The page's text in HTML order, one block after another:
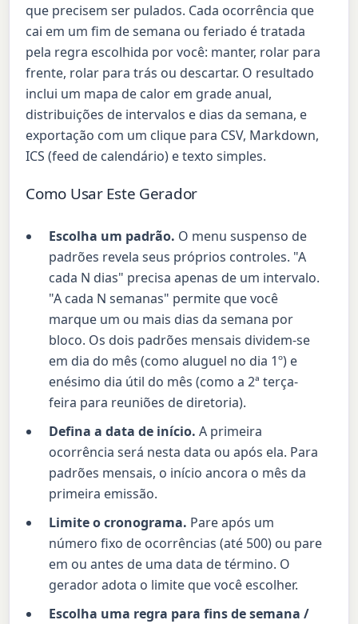
que precisem ser pulados. Cada ocorrência que
cai em um fim de semana ou feriado é tratada
pela regra escolhida por você: manter, rolar para
frente, rolar para trás ou descartar. O resultado
inclui um mapa de calor em grade anual,
distribuições de intervalos e dias da semana, e
exportação com um clique para CSV, Markdown,
ICS (feed de calendário) e texto simples.
Como Usar Este Gerador
Escolha um padrão. O menu suspenso de
padrões revela seus próprios controles. "A
cada N dias" precisa apenas de um intervalo.
"A cada N semanas" permite que você
marque um ou mais dias da semana por
bloco. Os dois padrões mensais dividem-se
em dia do mês (como aluguel no dia 1º) e
enésimo dia útil do mês (como a 2ª terça-
feira para reuniões de diretoria).
Defina a data de início. A primeira
ocorrência será nesta data ou após ela. Para
padrões mensais, o início ancora o mês da
primeira emissão.
Limite o cronograma. Pare após um
número fixo de ocorrências (até 500) ou pare
em ou antes de uma data de término. O
gerador adota o limite que você escolher.
Escolha uma regra para fins de semana /